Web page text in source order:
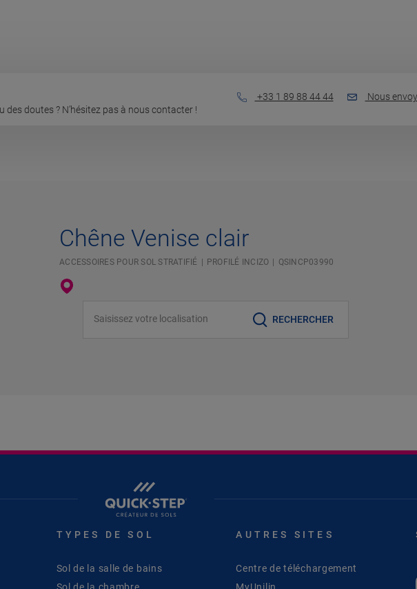
doutes ? N’hésitez pas à nous contacter !
+33 1 89 88 44 44 Nous
Chêne Venise clair
ACCESSOIRES POUR SOL STRATIFIÉ PROFILÉ INCIZO QSINCP03990
RECHERCHER
TYPES DE SOL
Sol de la salle de bains
AUTRES SITES
Centre de téléchargement